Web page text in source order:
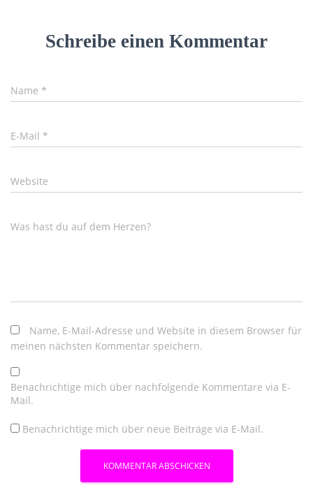
Schreibe einen Kommentar
Name *
E-Mail *
Website
Was hast du auf dem Herzen?
Name, E-Mail-Adresse und Website in diesem Browser für
meinen nächsten Kommentar speichern.
Benachrichtige mich über nachfolgende Kommentare via E-
Mail.
Benachrichtige mich über neue Beiträge via E-Mail.